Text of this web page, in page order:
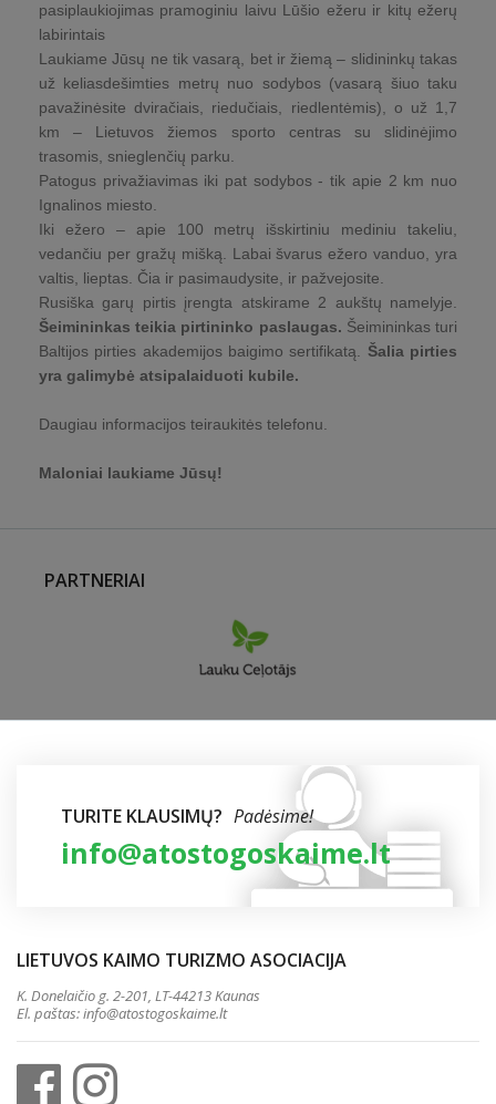
pasiplaukiojimas pramoginiu laivu Lūšio ežeru ir kitų ežerų
labirintais
Laukiame Jūsų ne tik vasarą, bet ir žiemą – slidininkų takas
už keliasdešimties metrų nuo sodybos (vasarą šiuo taku
pavažinėsite dviračiais, riedučiais, riedlentėmis), o už 1,7
km – Lietuvos žiemos sporto centras su slidinėjimo
trasomis, snieglenčių parku.
Patogus privažiavimas iki pat sodybos - tik apie 2 km nuo
Ignalinos miesto.
Iki ežero – apie 100 metrų išskirtiniu mediniu takeliu,
vedančiu per gražų mišką. Labai švarus ežero vanduo, yra
valtis, lieptas. Čia ir pasimaudysite, ir pažvejosite.
Rusiška garų pirtis įrengta atskirame 2 aukštų namelyje.
Šeimininkas teikia pirtininko paslaugas. Šeimininkas turi
Baltijos pirties akademijos baigimo sertifikatą. Šalia pirties
yra galimybė atsipalaiduoti kubile.
Daugiau informacijos teiraukitės telefonu.
Maloniai laukiame Jūsų!
PARTNERIAI
TURITE KLAUSIMŲ? Padėsime!
info@atostogoskaime.lt
LIETUVOS KAIMO TURIZMO ASOCIACIJA
K. Donelaičio g. 2-201, LT-44213 Kaunas
El. paštas:info@atostogoskaime.lt